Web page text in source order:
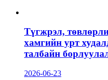
Түгжрэл,
хамгийн урт
талбайн
2026-06-23